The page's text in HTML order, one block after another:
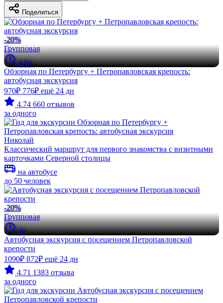
Поделиться
-20%
Групповая
2.5ч
Обзорная по Петербургу + Петропавловская крепость:
автобусная экскурсия
970₽ 776₽ ещё 24 дн
4.74 660 отзывов
за одного
Николай
Классический маршрут для первого знакомства с визитными
карточками Северной столицы
на автобусе
до 50 человек
-20%
Групповая
3ч
Автобусная экскурсия с посещением Петропавловской
крепости
1090₽ 872₽ ещё 24 дн
4.71 1383 отзыва
за одного